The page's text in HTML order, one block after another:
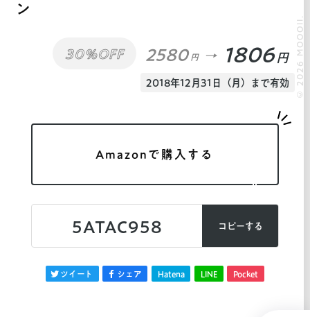
ン
30%OFF 2580 円 1806 円
2018年12月31日（月）まで有効
Amazonで購入する
5ATAC958 コピーする
ツイート シェア Hatena LINE Pocket
© 2026 MOOOII.